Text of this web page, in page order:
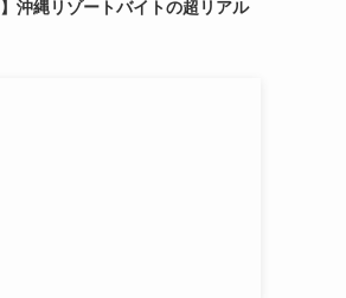
】沖縄リゾートバイトの超リアル